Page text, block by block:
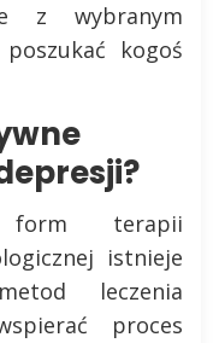
z wybranym
kogoś
form terapii
istnieje
leczenia
proces